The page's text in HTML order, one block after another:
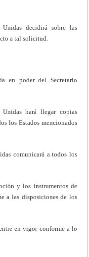
decidirá sobre las
a tal solicitud.
en poder del Secretario
hará llegar copias
los Estados mencionados
comunicará a todos los
y los instrumentos de
a las disposiciones de los
en vigor conforme a lo